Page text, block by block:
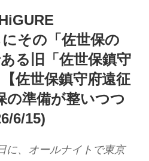
その「佐世保の
る旧「佐世保鎮守
佐世保鎮守府遠征
の準備が整いつつ
6/15)
に、オールナイトで東京